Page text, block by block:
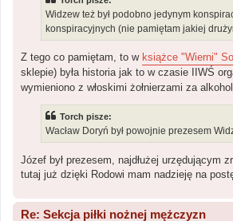
Widzew też był podobno jedynym
konspiracyjnych (nie pamiętam jakiej
Z tego co pamiętam, to w książce "Wierni"
sklepie) była historia jak to w czasie IIWŚ
wymieniono z włoskimi żołnierzami za alkohol
Torch pisze:
Wacław Doryń był powojnie prezesem
Józef był prezesem, najdłużej urzędującym
tutaj już dzięki Rodowi mam nadzieję na
Re: Sekcja piłki nożnej mężczyzn